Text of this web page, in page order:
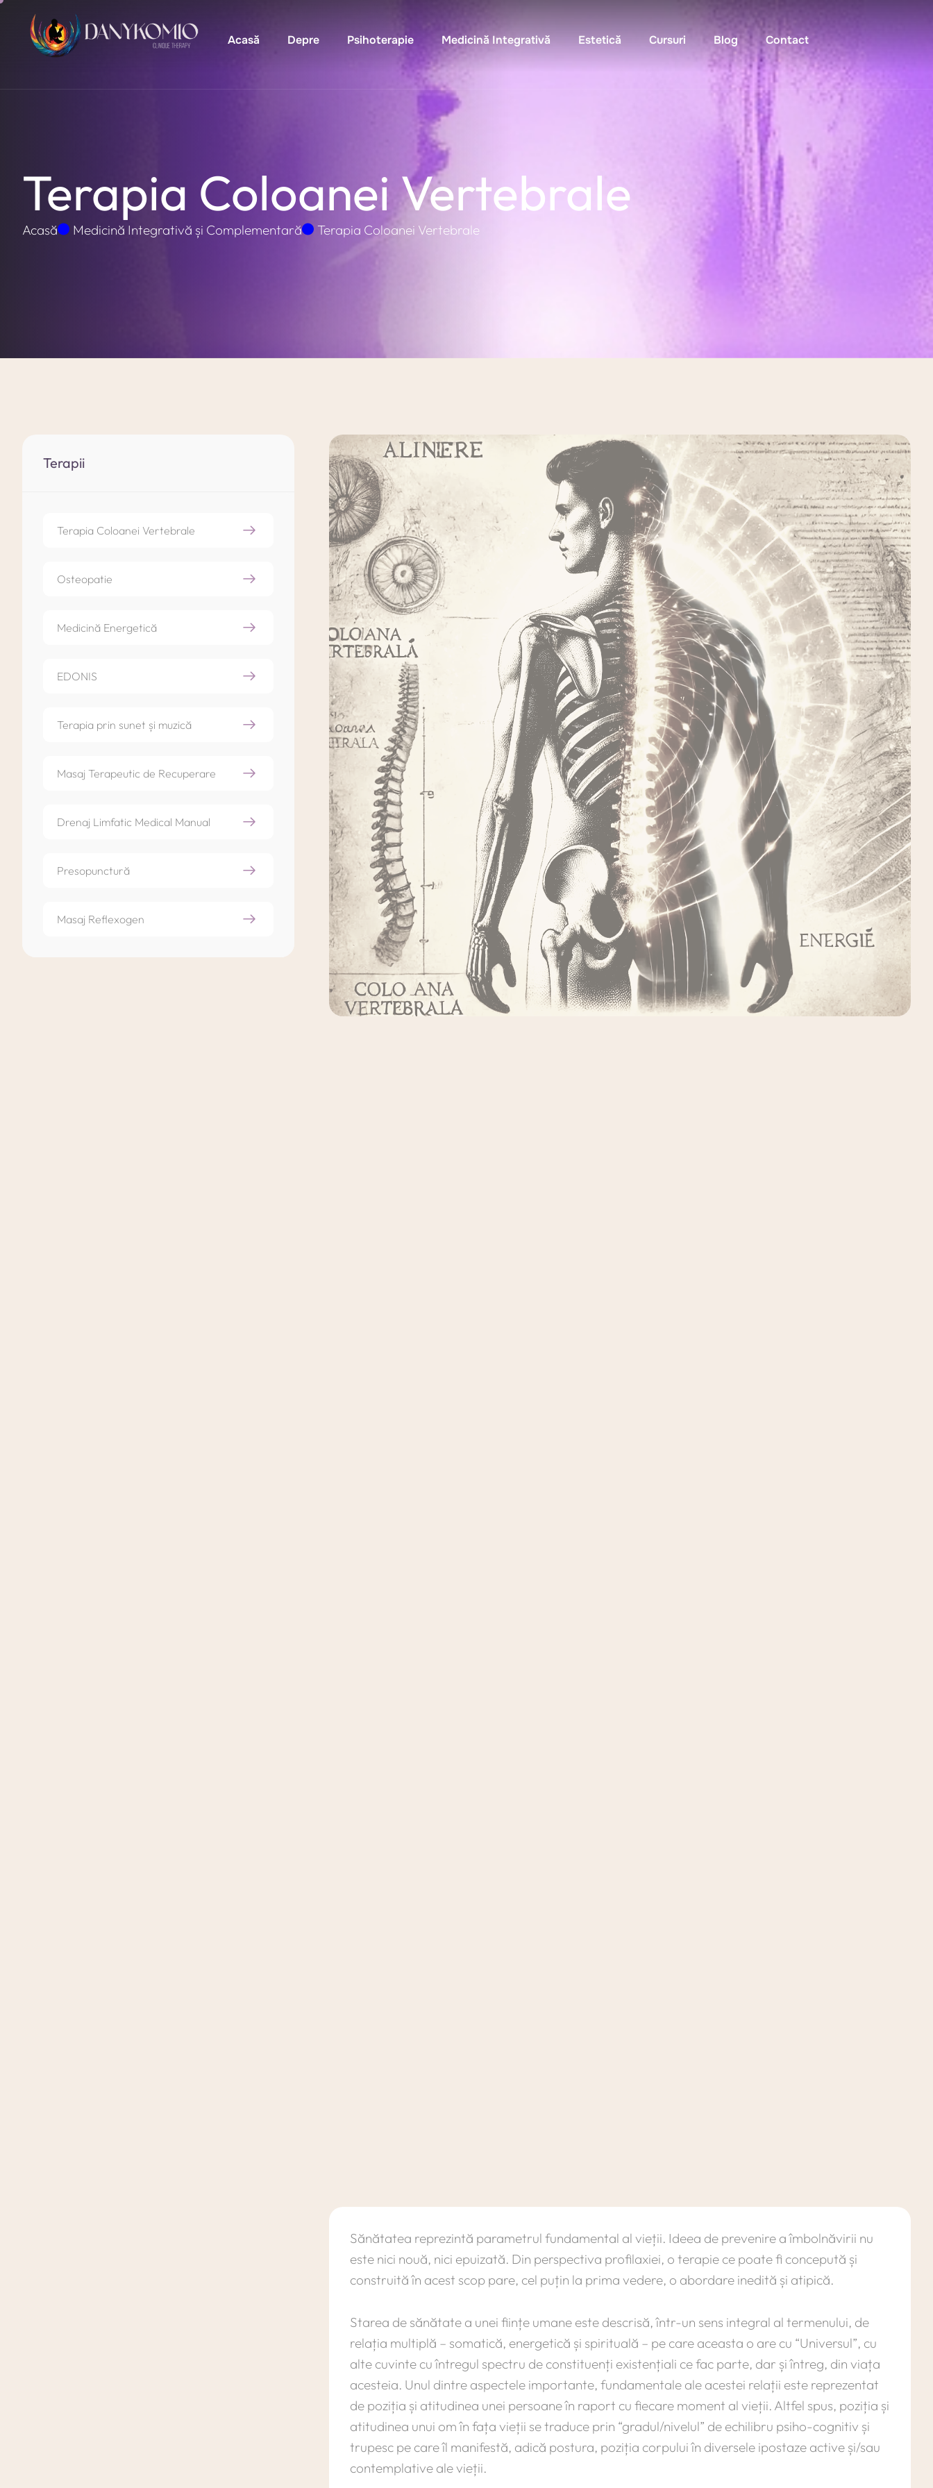
Acasă Depre Psihoterapie Medicină Integrativă Estetică Cursuri Blog Contact
Terapia Coloanei Vertebrale
Acasă Medicină Integrativă și Complementară Terapia Coloanei Vertebrale
Terapii
Terapia Coloanei Vertebrale
Osteopatie
Medicină Energetică
EDONIS
Terapia prin sunet și muzică
Masaj Terapeutic de Recuperare
Drenaj Limfatic Medical Manual
Presopunctură
Masaj Reflexogen
Sănătatea reprezintă parametrul fundamental al vieții. Ideea de prevenire a îmbolnăvirii nu
este nici nouă, nici epuizată. Din perspectiva profilaxiei, o terapie ce poate fi concepută și
construită în acest scop pare, cel puțin la prima vedere, o abordare inedită și atipică.
Starea de sănătate a unei ființe umane este descrisă, într-un sens integral al termenului, de
relația multiplă – somatică, energetică și spirituală – pe care aceasta o are cu “Universul”, cu
alte cuvinte cu întregul spectru de constituenți existențiali ce fac parte, dar și întreg, din viața
acesteia. Unul dintre aspectele importante, fundamentale ale acestei relații este reprezentat
de poziția și atitudinea unei persoane în raport cu fiecare moment al vieții. Altfel spus, poziția și
atitudinea unui om în fața vieții se traduce prin “gradul/nivelul” de echilibru psiho-cognitiv și
trupesc pe care îl manifestă, adică postura, poziția corpului în diversele ipostaze active și/sau
contemplative ale vieții.